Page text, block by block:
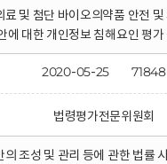
료 및 첨단 바이오의약품 안전
에 대한 개인정보 침해요인 평가
2020-05-25 71848
법령평가전문위원회
의 조성 및 관리 등에 관한 법률